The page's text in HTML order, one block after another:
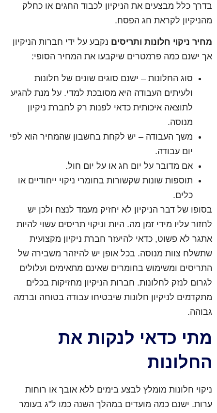
בדרך כלל מבצעים את הניקיון לכבוד החגים או כחלק
מהניקיון לקראת חג הפסח.
מחיר ניקוי חלונות ותריסים נקבע על ידי חברות הניקיון
אך ישנם כמה פרמטרים שיקבעו את המחיר הסופי:
סוג החלונות – ישנם סוגים שונים של חלונות
ולעיתים העבודה היא מסובכת למדי. על מנת להגיע
לתוצאה איכותית כדאי לפנות רק לחברת ניקיון
מנוסה.
משך העבודה – יש לקחת בחשבון שהמחיר הוא לפי
יום עבודה.
אם מדובר על יום חג או על יום חול.
תוספות שונות שקשורות בחומרי ניקוי ייחודיים או
כלים.
בסופו של דבר הניקיון לא יחזיק מעמד לנצח ולכן יש
לחזור עליו מידי זמן מה. היות וניקוי תריסים עשוי להיות
אתגר לא פשוט, כדאי להיעזר חברת ניקיון מקצועית
שתשלח צוות מנוסה. בכל אופן יש להיזהר משבירה של
התריסים ומשימוש בחומרים שאינם מתאימים ועלולים
לגרום לנזק לחלונות. חברות הניקיון מחזיקות בכלים
מתקדמים לניקיון חלונות שיבטיחו עבודה בטוחה וברמה
גבוהה.
מתי כדאי לנקות את
החלונות
ניקוי חלונות מומלץ לבצע בימים ללא אובך או רוחות
ערות. ישנם כמה מועדים במהלך השנה כמו ל"ג בעומר